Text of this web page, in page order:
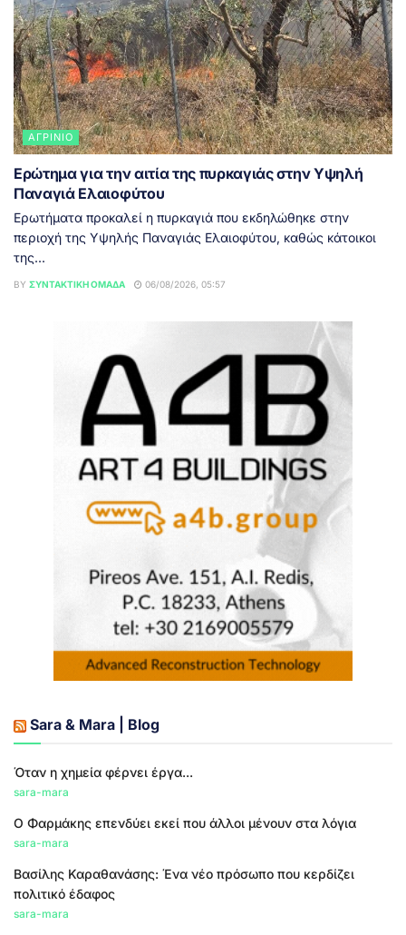
ΑΓΡΊΝΙΟ
Ερώτημα για την αιτία της πυρκαγιάς στην Υψηλή
Παναγιά Ελαιοφύτου
Ερωτήματα προκαλεί η πυρκαγιά που εκδηλώθηκε στην
περιοχή της Υψηλής Παναγιάς Ελαιοφύτου, καθώς κάτοικοι
της...
BY ΣΥΝΤΑΚΤΙΚΉ ΟΜΆΔΑ 06/08/2026, 05:57
Sara & Mara | Blog
Όταν η χημεία φέρνει έργα...
sara-mara
Ο Φαρμάκης επενδύει εκεί που άλλοι μένουν στα λόγια
sara-mara
Βασίλης Καραθανάσης: Ένα νέο πρόσωπο που κερδίζει
πολιτικό έδαφος
sara-mara